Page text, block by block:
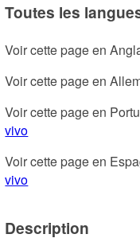
Toutes les
Voir cette page en
Voir cette page en
Voir cette page en
vivo
Voir cette page en
vivo
Description